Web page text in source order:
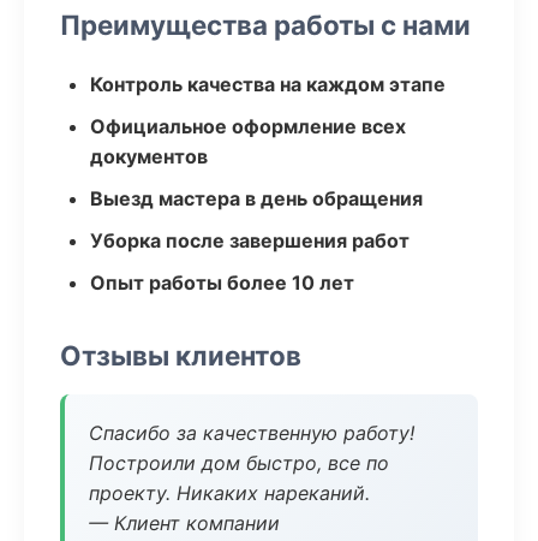
Преимущества работы с нами
Контроль качества на каждом этапе
Официальное оформление всех
документов
Выезд мастера в день обращения
Уборка после завершения работ
Опыт работы более 10 лет
Отзывы клиентов
Спасибо за качественную работу!
Построили дом быстро, все по
проекту. Никаких нареканий.
— Клиент компании